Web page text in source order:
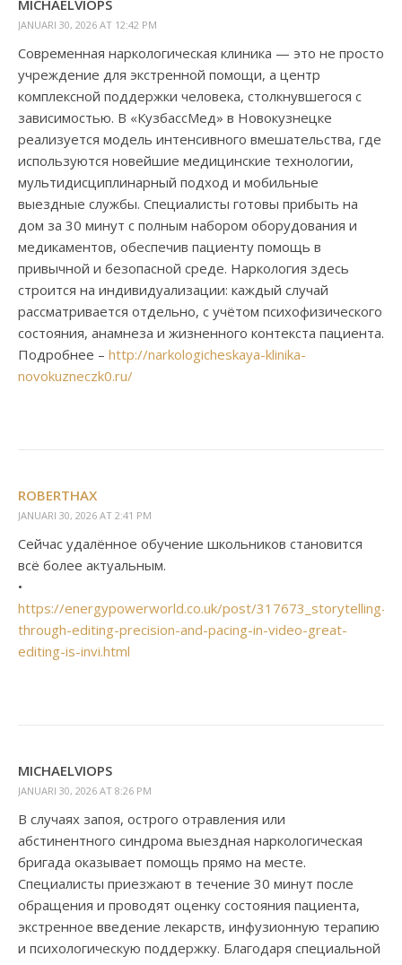
MICHAELVIOPS
JANUARI 30, 2026 AT 12:42 PM
Современная наркологическая клиника — это не просто
учреждение для экстренной помощи, а центр
комплексной поддержки человека, столкнувшегося с
зависимостью. В «КузбассМед» в Новокузнецке
реализуется модель интенсивного вмешательства, где
используются новейшие медицинские технологии,
мультидисциплинарный подход и мобильные
выездные службы. Специалисты готовы прибыть на
дом за 30 минут с полным набором оборудования и
медикаментов, обеспечив пациенту помощь в
привычной и безопасной среде. Наркология здесь
строится на индивидуализации: каждый случай
рассматривается отдельно, с учётом психофизического
состояния, анамнеза и жизненного контекста пациента.
Подробнее – http://narkologicheskaya-klinika-
novokuzneczk0.ru/
ROBERTHAX
JANUARI 30, 2026 AT 2:41 PM
Сейчас удалённое обучение школьников становится
всё более актуальным.
•
https://energypowerworld.co.uk/post/317673_storytelling-
through-editing-precision-and-pacing-in-video-great-
editing-is-invi.html
MICHAELVIOPS
JANUARI 30, 2026 AT 8:26 PM
В случаях запоя, острого отравления или
абстинентного синдрома выездная наркологическая
бригада оказывает помощь прямо на месте.
Специалисты приезжают в течение 30 минут после
обращения и проводят оценку состояния пациента,
экстренное введение лекарств, инфузионную терапию
и психологическую поддержку. Благодаря специальной